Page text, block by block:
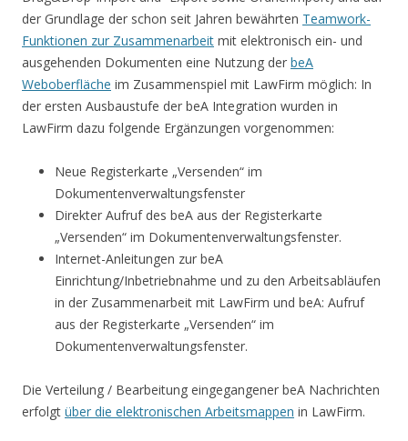
der Grundlage der schon seit Jahren bewährten Teamwork-
Funktionen zur Zusammenarbeit mit elektronisch ein- und
ausgehenden Dokumenten eine Nutzung der beA
Weboberfläche im Zusammenspiel mit LawFirm möglich: In
der ersten Ausbaustufe der beA Integration wurden in
LawFirm dazu folgende Ergänzungen vorgenommen:
Neue Registerkarte „Versenden“ im
Dokumentenverwaltungsfenster
Direkter Aufruf des beA aus der Registerkarte
„Versenden“ im Dokumentenverwaltungsfenster.
Internet-Anleitungen zur beA
Einrichtung/Inbetriebnahme und zu den Arbeitsabläufen
in der Zusammenarbeit mit LawFirm und beA: Aufruf
aus der Registerkarte „Versenden“ im
Dokumentenverwaltungsfenster.
Die Verteilung / Bearbeitung eingegangener beA Nachrichten
erfolgt über die elektronischen Arbeitsmappen in LawFirm.